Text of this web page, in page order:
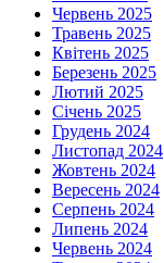
Червень 2025
Травень 2025
Квітень 2025
Березень 2025
Лютий 2025
Січень 2025
Грудень 2024
Листопад 2024
Жовтень 2024
Вересень 2024
Серпень 2024
Липень 2024
Червень 2024